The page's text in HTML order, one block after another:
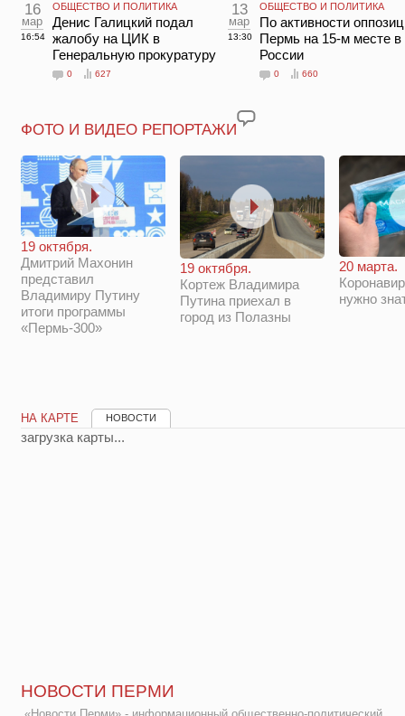
16
мар
16:54
ОБЩЕСТВО И ПОЛИТИКА
Денис Галицкий подал
жалобу на ЦИК в
Генеральную прокуратуру
0 627
13
мар
13:30
ОБЩЕСТВО И ПОЛИТИКА
По активности
Пермь на 15-м месте в
России
0 660
ФОТО И ВИДЕО РЕПОРТАЖИ
19 октября.
Дмитрий Махонин
представил
Владимиру Путину
итоги программы
«Пермь-300»
19 октября.
Кортеж Владимира
Путина приехал в
город из Полазны
20 марта.
нужно
НА КАРТЕ НОВОСТИ
загрузка карты...
НОВОСТИ ПЕРМИ